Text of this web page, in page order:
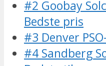
#2 Goobay
Bedste pris
#3 Denver
#4 Sandberg